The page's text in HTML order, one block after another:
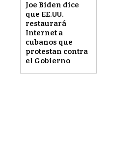
Joe Biden dice
que EE.UU.
restaurará
Internet a
cubanos que
protestan contra
el Gobierno